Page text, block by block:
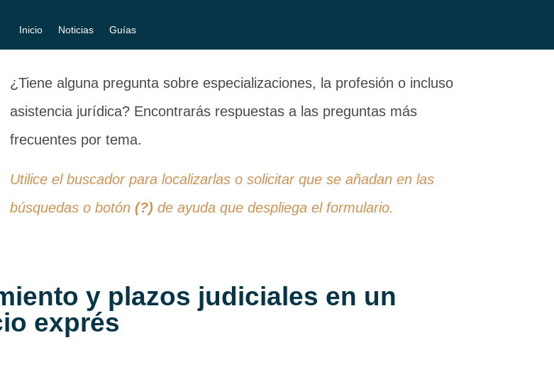
Inicio Noticias Guías
¿Tiene alguna pregunta sobre especializaciones, la profesión o incluso
asistencia jurídica? Encontrarás respuestas a las preguntas más
frecuentes por tema.
Utilice el buscador para localizarlas o solicitar que se añadan en las
búsquedas o botón(?) de ayuda que despliega el formulario.
y plazos judiciales en un
exprés